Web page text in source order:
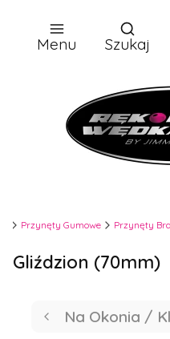
Menu Szukaj
Przynęty Gumowe Przynęty
Gliździon (70mm)
Na Okonia /